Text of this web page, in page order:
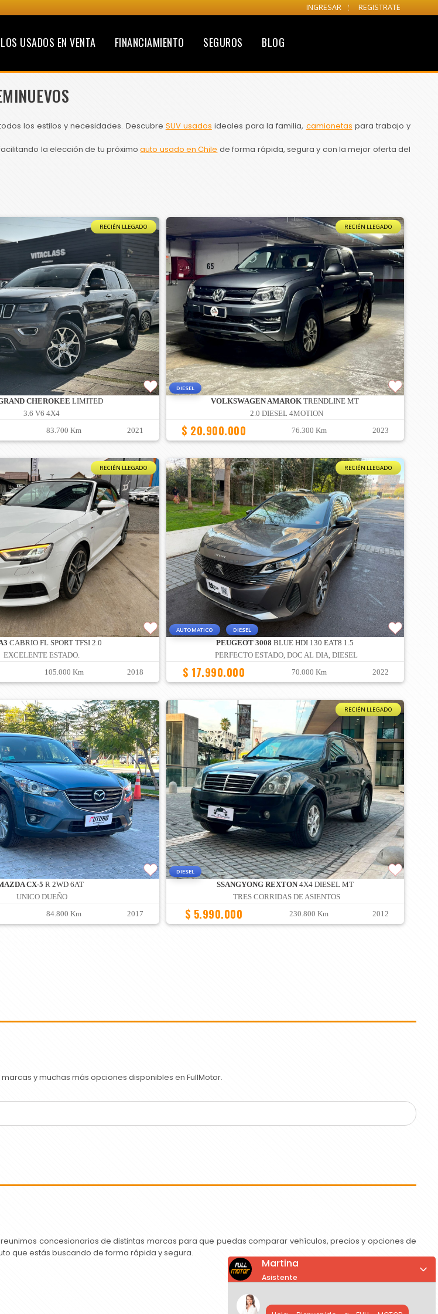
INGRESAR REGISTRATE
USADOS EN VENTA FINANCIAMIENTO SEGUROS BLOG
los estilos y necesidades. Descubre SUV usados ideales para la familia, camionetas para trabajo y
la elección de tu próximoauto usado en Chile de forma rápida, segura y con la mejor oferta del
RECIÉN LLEGADO
CHEROKEE LIMITED
3.6 V6 4X4
83.700 Km 2021
RECIÉN LLEGADO
DIESEL
VOLKSWAGEN AMAROK TRENDLINE MT
2.0 DIESEL 4MOTION
$ 20.900.000 76.300 Km 2023
RECIÉN LLEGADO
CABRIO FL SPORT TFSI 2.0
EXCELENTE ESTADO.
105.000 Km 2018
RECIÉN LLEGADO
AUTOMATICO DIESEL
PEUGEOT 3008 BLUE HDI 130 EAT8 1.5
PERFECTO ESTADO, DOC AL DIA, DIESEL
$ 17.990.000 70.000 Km 2022
CX-5 R 2WD 6AT
UNICO DUEÑO
84.800 Km 2017
RECIÉN LLEGADO
DIESEL
SSANGYONG REXTON4X4 DIESEL MT
TRES CORRIDAS DE ASIENTOS
$ 5.990.000 230.800 Km 2012
y muchas más opciones disponibles en FullMotor.
concesionarios de distintas marcas para que puedas comparar vehículos, precios y opciones de
que estás buscando de forma rápida y segura.
Martina
Asistente